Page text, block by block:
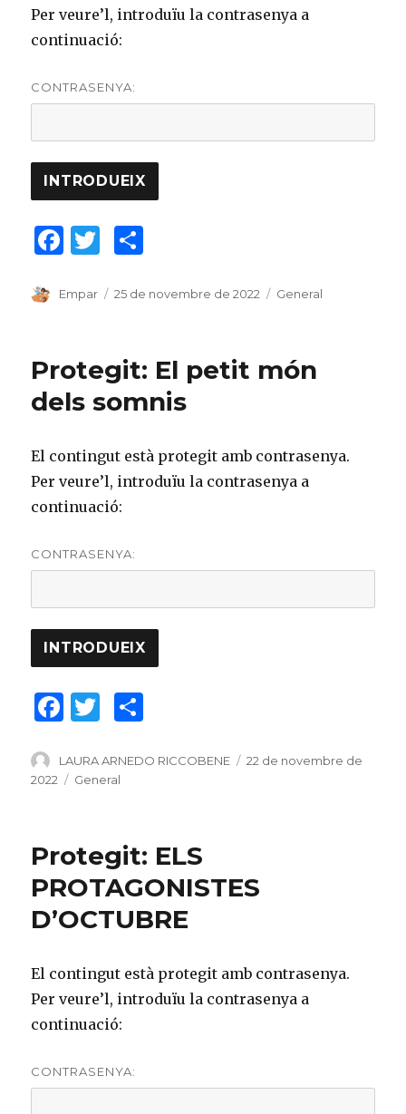
Per veure’l, introduïu la contrasenya a
continuació:
CONTRASENYA:
F
c
b
o
o
k
T
it
r
m
ar
te
ix
Author
Empar
Posted
25 de novembre de 2022 Categories
General
Protegit: El petit món
dels somnis
El contingut està protegit amb contrasenya.
Per veure’l, introduïu la contrasenya a
continuació:
CONTRASENYA:
F
c
e
o
o
k
T
it
te
m
te
ix
Author
LAURA ARNEDO RICCOBENE
Posted
22 de novembre de
2022
Categories
General
Protegit: ELS
PROTAGONISTES
D’OCTUBRE
El contingut està protegit amb contrasenya.
Per veure’l, introduïu la contrasenya a
continuació:
CONTRASENYA: